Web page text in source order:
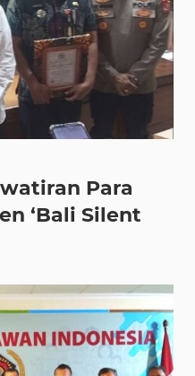
Para
‘Bali Silent